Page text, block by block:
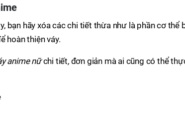
bạn hãy xóa các chi tiết thừa như là phần cơ thể
hoàn thiện váy.
anime nữchi tiết,đơn giản mà ai cũng có thể